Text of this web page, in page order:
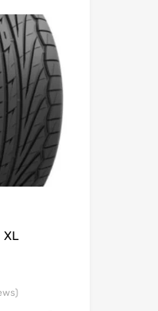
XL